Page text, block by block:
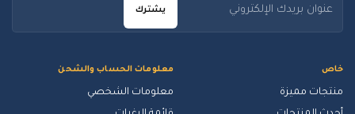
خاص
منتجات مميزة
معلومات الحساب والشحن
معلومات الشخصي
يشترك